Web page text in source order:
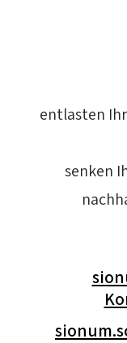
entlasten
senken